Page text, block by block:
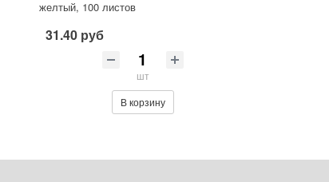
желтый, 100 листов
31.40 руб
шт
В корзину